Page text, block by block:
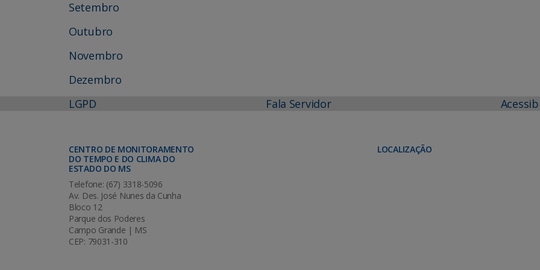
Setembro
Outubro
Novembro
Dezembro
LGPD
Fala Servidor
CENTRO DE MONITORAMENTO
DO TEMPO E DO CLIMA DO
ESTADO DO MS
Telefone: (67) 3318-5096
Av. Des. José Nunes da Cunha
Bloco 12
Parque dos Poderes
Campo Grande | MS
CEP: 79031-310
LOCALIZAÇÃO